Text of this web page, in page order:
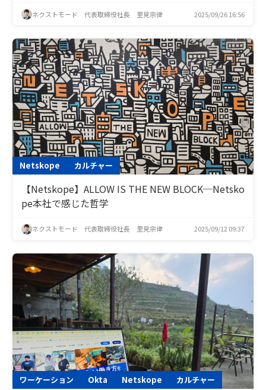
ネクストモード 代表取締役社長 里見宗律 2025/09/26 16:56
Netskope カルチャー
【Netskope】ALLOW IS THE NEW BLOCK─Netsko
pe本社で感じた哲学
ネクストモード 代表取締役社長 里見宗律 2025/09/12 09:37
ワーケーション Okta Netskope カルチャー